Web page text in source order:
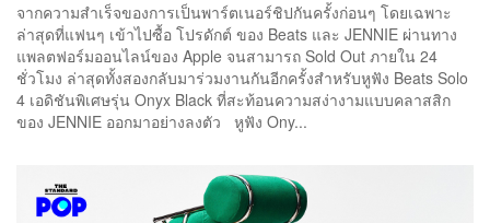
จากความสำเร็จของการเป็นพาร์ตเนอร์ชิปกันครั้งก่อนๆ โดยเฉพาะ
ล่าสุดที่แฟนๆ เข้าไปซื้อ โปรดักต์ ของ Beats และ JENNIE ผ่านทาง
แพลตฟอร์มออนไลน์ของ Apple จนสามารถ Sold Out ภายใน 24
ชั่วโมง ล่าสุดทั้งสองกลับมาร่วมงานกันอีกครั้งสำหรับหูฟัง Beats Solo
4 เอดิชันพิเศษรุ่น Onyx Black ที่สะท้อนความสง่างามแบบคลาสสิก
ของ JENNIE ออกมาอย่างลงตัว หูฟัง Ony...